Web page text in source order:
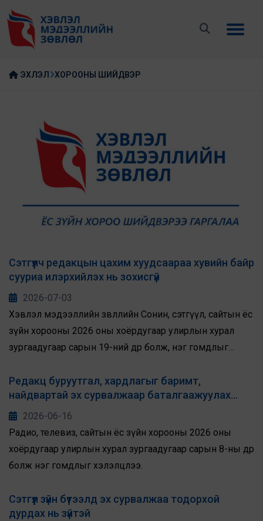
ЭХЛЭЛ ХОРООНЫ ШИЙДВЭР
Сэтгүүлч редакцын цахим хуудсаараа хувийн байр
сууриа илэрхийлэх нь зохисгүй
2026-07-03
Хэвлэл мэдээллийн зөвлөлийн Сонин, сэтгүүл, сайтын ёс
зүйн хорооны 2026 оны хоёрдугаар улирлын хурал
зургаадугаар сарын 19-ний өдөр болж, нэг гомдлыг
Редакц буруутгал, хардлагыг баримт,
найдвартай эх сурвалжаар баталгаажуулах
ёстой
2026-06-16
Радио, телевиз, сайтын ёс зүйн хорооны 2026 оны
хоёрдугаар улирлын хурал зургаадугаар сарын 8-ны өдөр
болж нэг гомдлыг хэлэлцлээ.
Сэтгүүл зүйн бүтээлд эх сурвалжаа тодорхой
дурдах нь зүйтэй